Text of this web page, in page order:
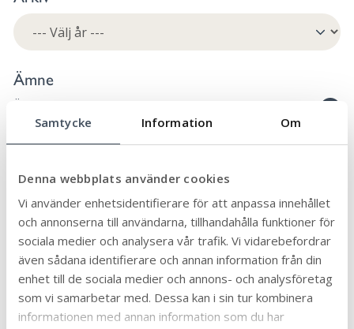
Samtycke Information Om
Denna webbplats använder cookies
Vi använder enhetsidentifierare för att anpassa innehållet
och annonserna till användarna, tillhandahålla funktioner för
sociala medier och analysera vår trafik. Vi vidarebefordrar
även sådana identifierare och annan information från din
enhet till de sociala medier och annons- och analysföretag
som vi samarbetar med. Dessa kan i sin tur kombinera
informationen med annan information som du har
Ämne
Allmän
Biblioteken
Bygga, bo och miljö 46
Eketorps borg
En vecka fri från våld
Föräldrastöd 11
Företag och näringsliv